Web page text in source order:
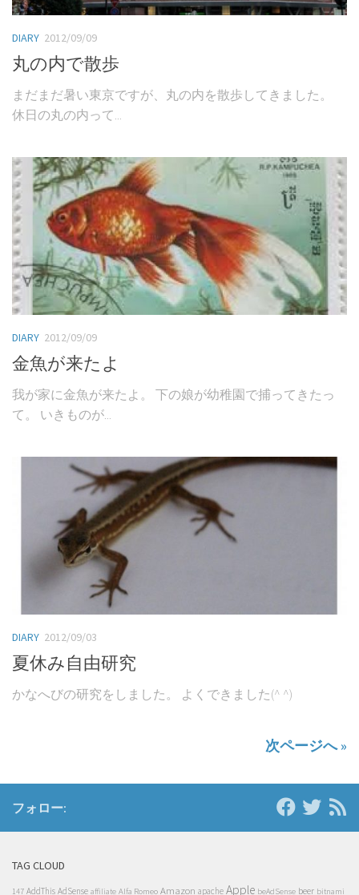
DIARY 2012/09/09
丸の内で散歩
まだまだ暑い東京ですが、丸の内を散歩してきました。
休日の丸の内って...
DIARY 2012/09/09
金魚が来たよ
我が家に金魚が来たよ。 下の娘が幼稚園で捕ってきたっ
て。 いきものが...
DIARY 2012/09/03
夏休み自由研究
かなへびの研究をしました。 よくできました(^ ^)
次ページへ »
フォロー:
TAG CLOUD
147 AddThis AdSense affiliate Alfa Romeo Amazon apache Apple beAdSense beer bitnami